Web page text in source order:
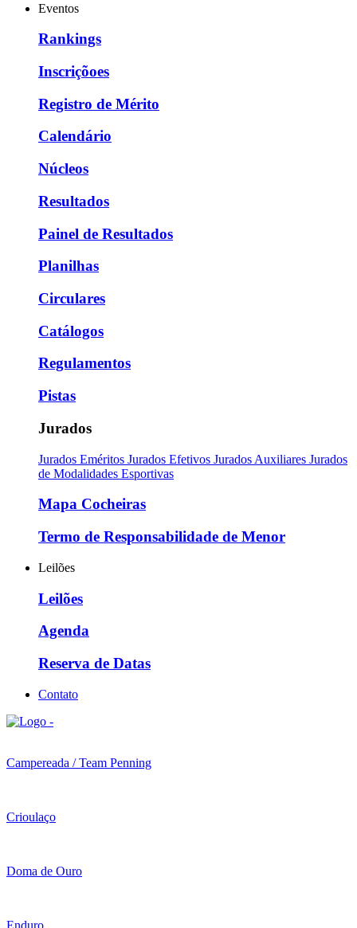
Eventos
Rankings
Inscriçõoes
Registro de Mérito
Calendário
Núcleos
Resultados
Painel de Resultados
Planilhas
Circulares
Catálogos
Regulamentos
Pistas
Jurados
Jurados Eméritos Jurados Efetivos Jurados Auxiliares Jurados
de Modalidades Esportivas
Mapa Cocheiras
Termo de Responsabilidade de Menor
Leilões
Leilões
Agenda
Reserva de Datas
Contato
Campereada / Team Penning
Crioulaço
Doma de Ouro
Enduro